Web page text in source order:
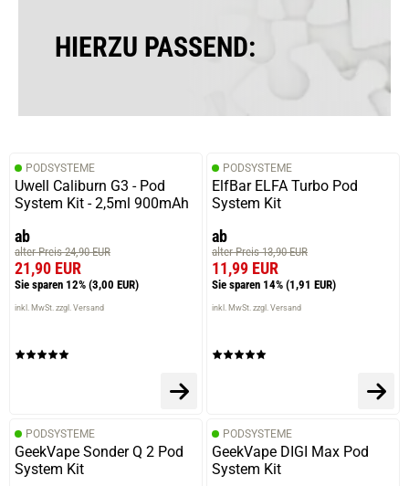
HIERZU PASSEND:
PODSYSTEME
Uwell Caliburn G3 - Pod
System Kit - 2,5ml 900mAh
ab
alter Preis 24,90 EUR
21,90 EUR
Sie sparen 12% (3,00 EUR)
inkl. MwSt. zzgl. Versand
PODSYSTEME
ElfBar ELFA Turbo Pod
System Kit
ab
alter Preis 13,90 EUR
11,99 EUR
Sie sparen 14% (1,91 EUR)
inkl. MwSt. zzgl. Versand
PODSYSTEME
GeekVape Sonder Q 2 Pod
System Kit
PODSYSTEME
GeekVape DIGI Max Pod
System Kit